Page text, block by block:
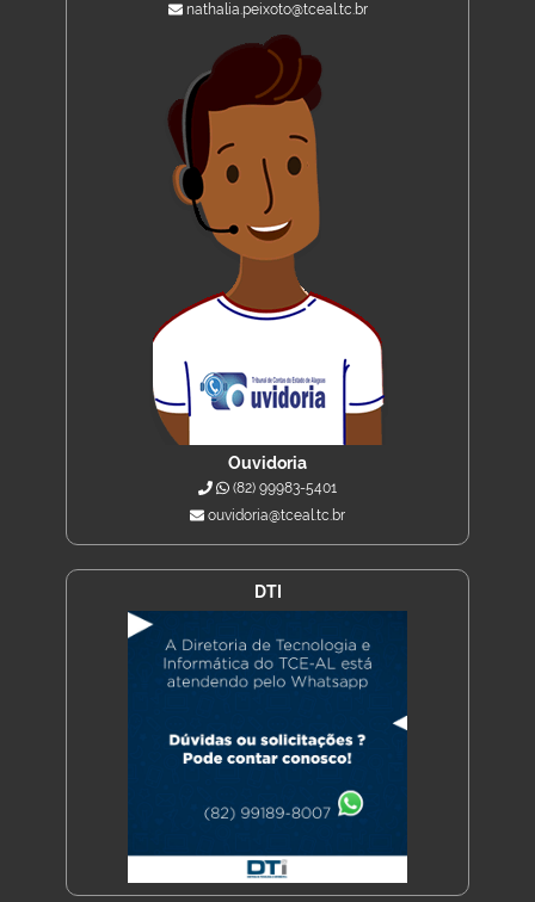
nathalia.peixoto@tceal.tc.br
Ouvidoria
(82) 99983-5401
ouvidoria@tceal.tc.br
DTI